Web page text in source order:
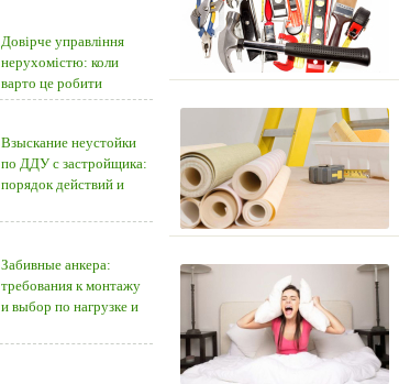
Довірче управління
нерухомістю: коли
варто це робити
Взыскание неустойки
по ДДУ с застройщика:
порядок действий и
Забивные анкера:
требования к монтажу
и выбор по нагрузке и